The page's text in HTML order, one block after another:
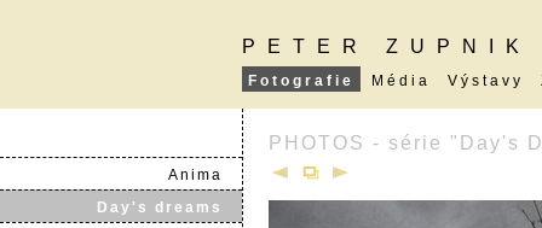
PETER ZUPNIK
Fotografie Média Výstavy
Anima
Day's dreams
PHOTOS - série "Day's